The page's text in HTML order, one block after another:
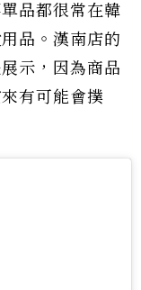
品都很常在韓
品。漢南店的
示，因為商品
有可能會撲